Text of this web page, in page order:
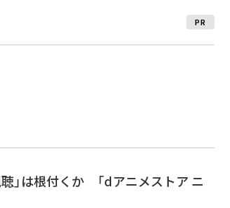
PR
」は根付くか 「dアニメストア ニ